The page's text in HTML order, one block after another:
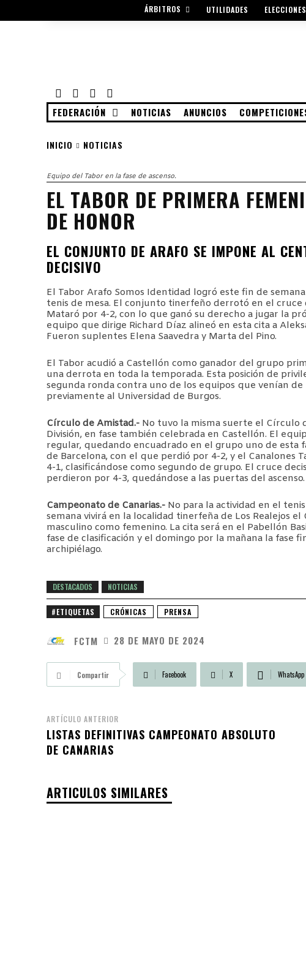
ÁRBITROS UTILIDADES
FEDERACIÓN NOTICIAS ANUNCIOS
INICIO NOTICIAS
Equipo del Tabor en la fase de ascenso.
EL TABOR DE PRIMERA
DE HONOR
EL CONJUNTO DE ARAFO SE IMPONE AL
DECISIVO
El Tabor Arafo Somos Identidad logró este fin de
tenis de mesa. El conjunto tinerfeño derrotó en el cruce
Mataró por 4-2, con lo que ganó su derecho a jugar la
equipo que dirige Richard Díaz alineó en esta cita a
Fueron suplentes Elena Saavedra y Marta del Pino.
El Tabor acudió a Castellón como ganador del grupo
una derrota en toda la temporada. Esta posición de
segunda ronda contra uno de los equipos que venían
previamente al Universidad de Burgos.
Círculo de Amistad.- No tuvo la misma suerte el Círculo
División, en fase también celebrada en Castellón. El
regular, quedando encuadrado en el grupo uno de esta
de Barcelona, con el que perdió por 4-2, y el Canalones
4-1, clasificándose como segundo de grupo. El cruce
perdieron por 4-3, quedándose a las puertas del ascenso.
Campeonato de Canarias.- No para la actividad en el
semana vivirá en la localidad tinerfeña de Los Realejos
masculino como femenino. La cita será en el Pabellón
fase de clasificación y el domingo por la mañana la fase
archipiélago.
DESTACADOS NOTICIAS
#ETIQUETAS CRÓNICAS PRENSA
FCTM 28 DE MAYO DE 2024
Compartir Facebook X WhatsApp
ARTÍCULO ANTERIOR
LISTAS DEFINITIVAS CAMPEONATO ABSOLUTO
DE CANARIAS
ARTICULOS SIMILARES